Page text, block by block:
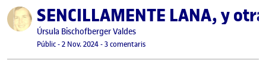
Publicat perSENCILLAMENTE LANA, y
Publicat per
Úrsula Bischofberger Valdes
Visibilitat:
Públic-Data de publicació
2 Nov. 202414 novembre, 2024 1:19 pm
-3 comentarisa SENCILLAMENTE LANA, y otras